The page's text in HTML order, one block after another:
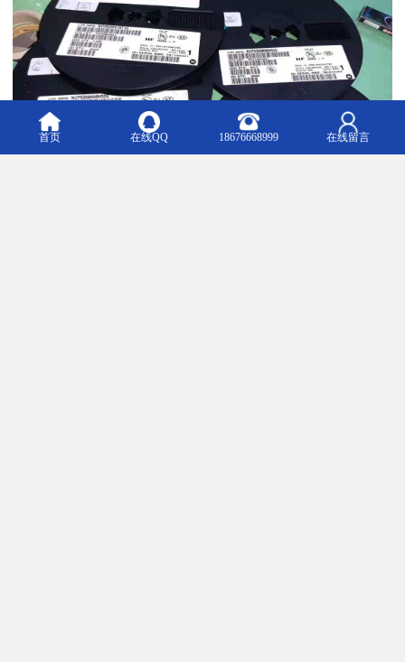
首页 在线QQ 18676668999 在线留言